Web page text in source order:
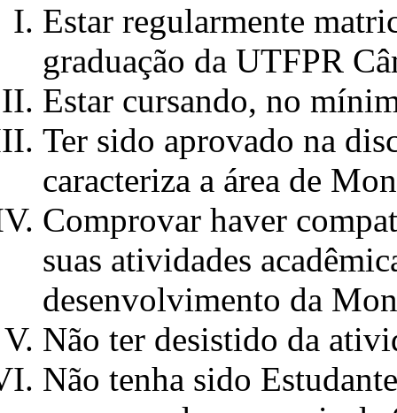
Estar regularmente
graduação da UTFPR
Estar cursando, no
Ter sido aprovado na
caracteriza a área de
Comprovar haver
suas atividades
desenvolvimento da
Não ter desistido da
Não tenha sido